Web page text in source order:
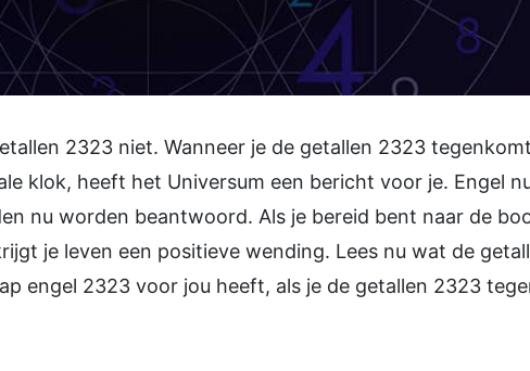
2323 niet. Wanneer je de getallen 2323
klok, heeft het Universum een bericht voor je. Engel
nu worden beantwoord. Als je bereid bent naar de
je leven een positieve wending. Lees nu wat de
engel 2323 voor jou heeft, als je de getallen 2323